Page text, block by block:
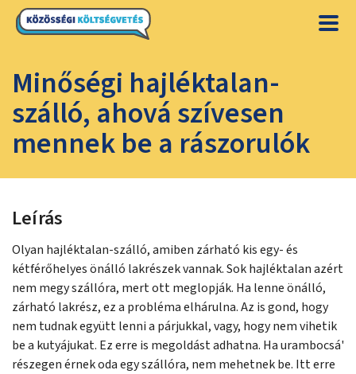
Minőségi hajléktalan-
szálló, ahová szívesen
mennek be a rászorulók
Leírás
Olyan hajléktalan-szálló, amiben zárható kis egy- és
kétférőhelyes önálló lakrészek vannak. Sok hajléktalan azért
nem megy szállóra, mert ott meglopják. Ha lenne önálló,
zárható lakrész, ez a probléma elhárulna. Az is gond, hogy
nem tudnak együtt lenni a párjukkal, vagy, hogy nem vihetik
be a kutyájukat. Ez erre is megoldást adhatna. Ha urambocsá'
részegen érnek oda egy szállóra, nem mehetnek be. Itt erre